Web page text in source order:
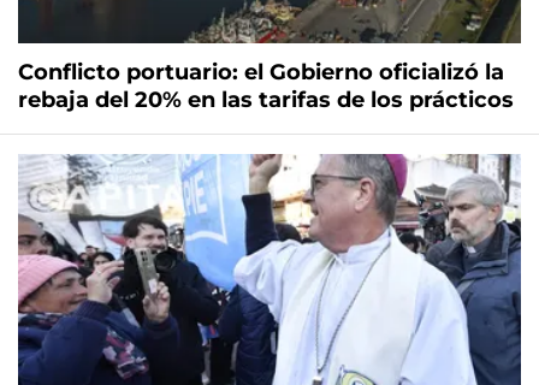
Conflicto portuario: el Gobierno oficializó la
rebaja del 20% en las tarifas de los prácticos